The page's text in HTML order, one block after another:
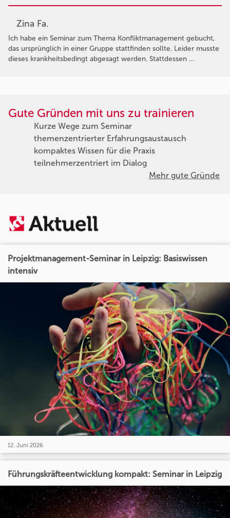
Zina Fa.
Ich habe ein Seminar zum Thema Konfliktmanagement gebucht,
das ursprünglich in einer Gruppe stattfinden sollte. Leider musste
dieses krankheitsbedingt abgesagt werden. Stattdessen …
Gute Gründen mit uns zu trainieren
Kurze Wege zum Seminar
themenzentrierter Erfahrungsaustausch
kompaktes Wissen für die Praxis
teilnehmerzentriert im Dialog
Mehr gute Gründe
Projektmanagement-Seminar in Leipzig: Basiswissen
intensiv
12. Juni 2026
Führungskräfteentwicklung kompakt: Seminar in Leipzig